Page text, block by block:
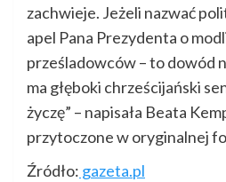
zachwieje. Jeżeli nazwać
apel Pana Prezydenta o
prześladowców – to dowód
ma głęboki chrześcijański
życzę” – napisała Beata
przytoczone w oryginalnej
Źródło: gazeta.pl